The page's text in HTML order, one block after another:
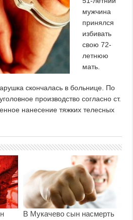
мужчина
принялся
избивать
свою 72-
летнюю
мать.
скончалась в больнице. По
производство согласно ст.
нанесение тяжких телесных
В Мукачево сын насмерть